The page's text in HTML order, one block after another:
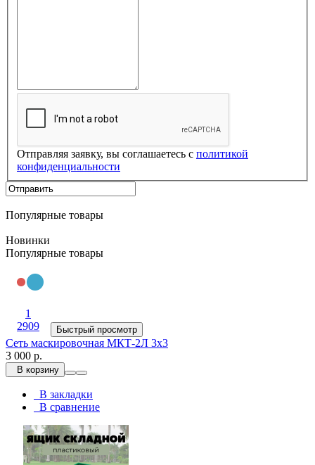
Отправляя заявку, вы соглашаетесь с политикой
конфиденциальности
Популярные товары
Новинки
Популярные товары
1
2909
Быстрый просмотр
Сеть маскировочная МКТ-2Л 3х3
3 000 р.
В корзину
В закладки
В сравнение